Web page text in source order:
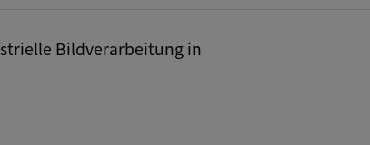
Bildverarbeitung in